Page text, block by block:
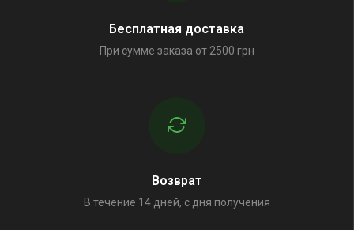
Бесплатная доставка
При сумме заказа от 2500 грн
Возврат
В течение 14 дней, с дня получения